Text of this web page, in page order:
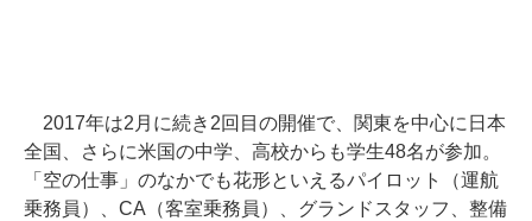
2017年は2月に続き2回目の開催で、関東を中心に日本
全国、さらに米国の中学、高校からも学生48名が参加。
「空の仕事」のなかでも花形といえるパイロット（運航
乗務員）、CA（客室乗務員）、グランドスタッフ、整備